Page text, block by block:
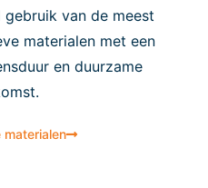
van de meest
materialen met een
en duurzame
materialen